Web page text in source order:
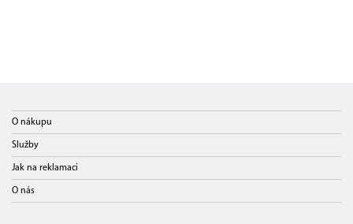
O nákupu
Služby
Jak na reklamaci
O nás